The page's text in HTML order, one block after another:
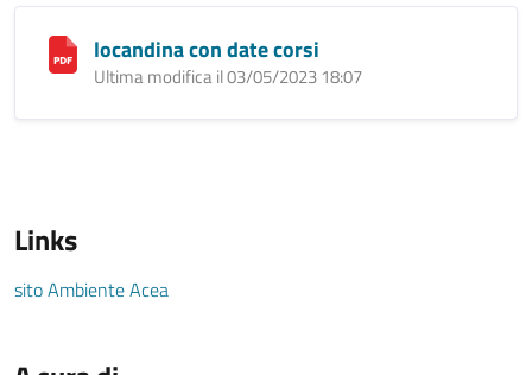
locandina con date corsi
Ultima modifica il 03/05/2023 18:07
Links
sito Ambiente Acea